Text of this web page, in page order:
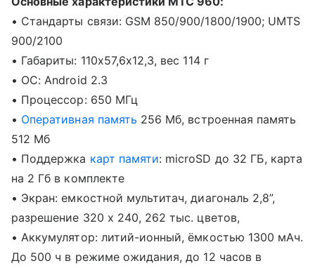
• Стандарты связи: GSM 850/900/1800/1900; UMTS
900/2100
• Габариты: 110x57,6x12,3, вес 114 г
• ОС: Android 2.3
• Процессор: 650 МГц
• Оперативная память 256 Мб, встроенная память
512 Мб
• Поддержка карт памяти: microSD до 32 ГБ, карта
на 2 Гб в комплекте
• Экран: емкостной мультитач, диагональ 2,8”,
разрешение 320 х 240, 262 тыс. цветов,
• Аккумулятор: литий-ионный, ёмкостью 1300 мАч.
До 500 ч в режиме ожидания, до 12 часов в